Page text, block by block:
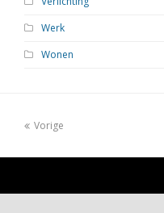
Werk
Wonen
Vorige